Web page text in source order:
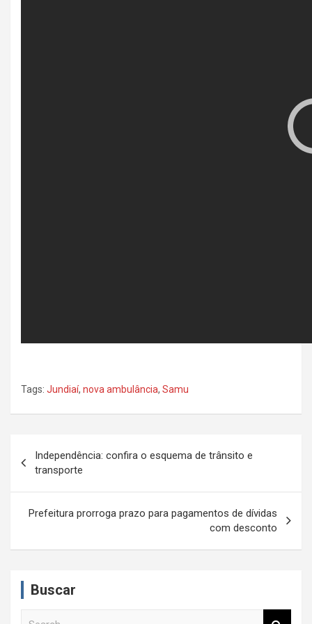
Tags: Jundiaí, nova ambulância, Samu
v
a
Independência: confira o esquema de trânsito e
transporte
Prefeitura prorroga prazo para pagamentos de dívidas
com desconto
Buscar